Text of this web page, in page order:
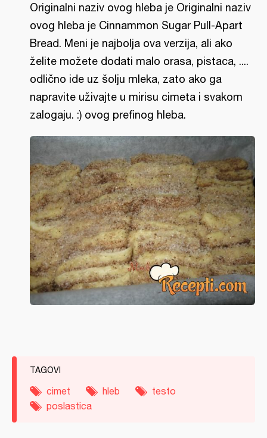
Originalni naziv ovog hleba je Originalni naziv
ovog hleba je Cinnammon Sugar Pull-Apart
Bread. Meni je najbolja ova verzija, ali ako
želite možete dodati malo orasa, pistaca, ....
odlično ide uz šolju mleka, zato ako ga
napravite uživajte u mirisu cimeta i svakom
zalogaju. :) ovog prefinog hleba.
TAGOVI
cimet hleb
testo
poslastica